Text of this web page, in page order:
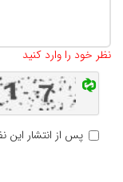
نظر خود را وارد کنید
پس از انتشار این